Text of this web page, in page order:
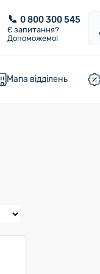
0 800 300 545
Є запитання?
Допоможемо!
Мапа відділень